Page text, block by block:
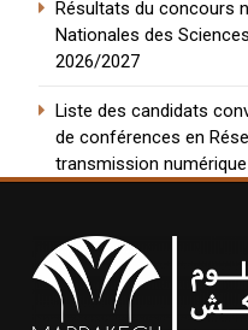
Résultats du concours
Nationales des
2026/2027
Liste des candidats
de conférences en
transmission